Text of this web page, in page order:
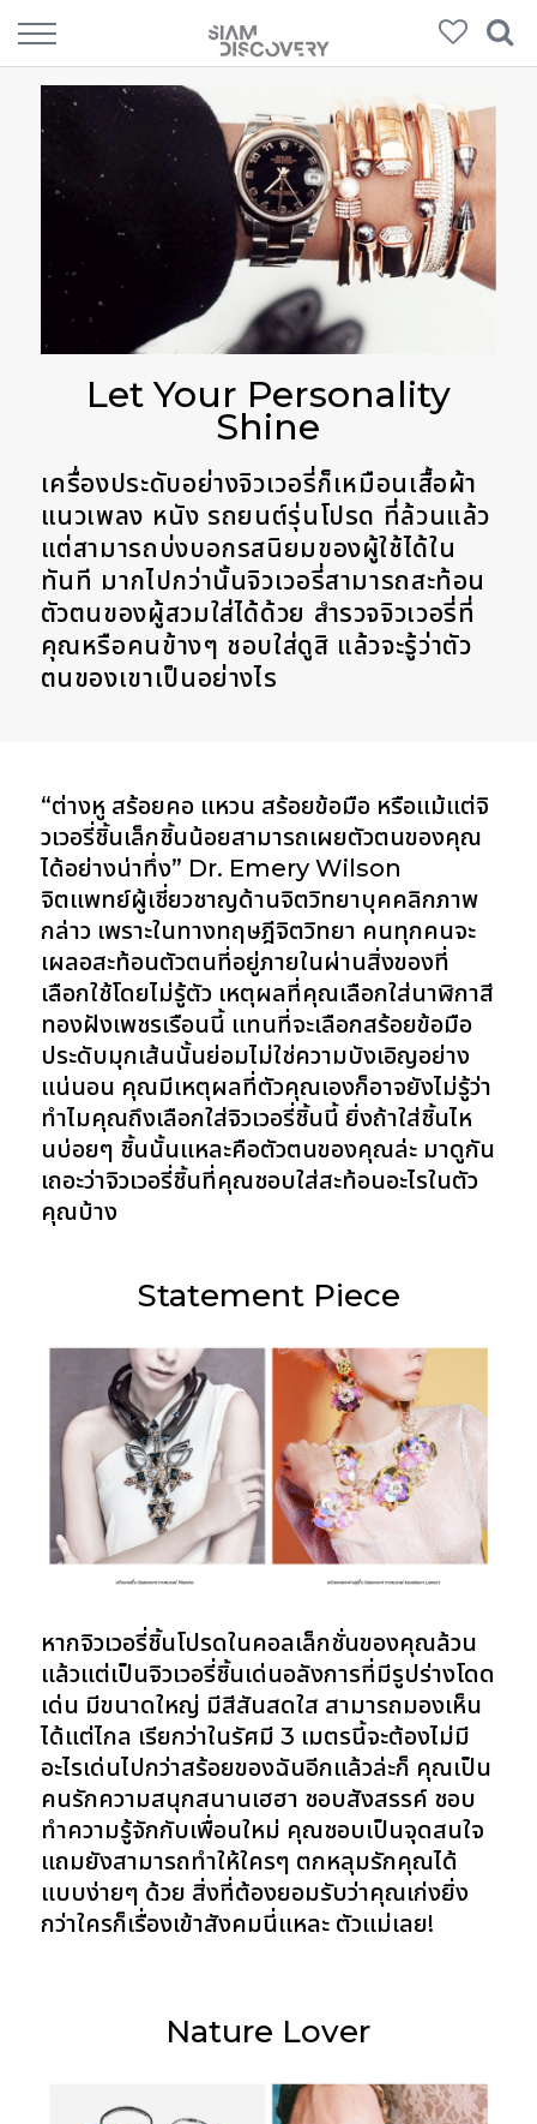
Let Your Personality
Shine
เครื่องประดับอย่างจิวเวอรี่ก็เหมือนเสื้อผ้า
แนวเพลง หนัง รถยนต์รุ่นโปรด ที่ล้วนแล้ว
แต่สามารถบ่งบอกรสนิยมของผู้ใช้ได้ใน
ทันที มากไปกว่านั้นจิวเวอรี่สามารถสะท้อน
ตัวตนของผู้สวมใส่ได้ด้วย สำรวจจิวเวอรี่ที่
คุณหรือคนข้างๆ ชอบใส่ดูสิ แล้วจะรู้ว่าตัว
ตนของเขาเป็นอย่างไร
“ต่างหู สร้อยคอ แหวน สร้อยข้อมือ หรือแม้แต่จิ
วเวอรี่ชิ้นเล็กชิ้นน้อยสามารถเผยตัวตนของคุณ
ได้อย่างน่าทึ่ง” Dr. Emery Wilson
จิตแพทย์ผู้เชี่ยวชาญด้านจิตวิทยาบุคคลิกภาพ
กล่าว เพราะในทางทฤษฎีจิตวิทยา คนทุกคนจะ
เผลอสะท้อนตัวตนที่อยู่ภายในผ่านสิ่งของที่
เลือกใช้โดยไม่รู้ตัว เหตุผลที่คุณเลือกใส่นาฬิกาสี
ทองฝังเพชรเรือนนี้ แทนที่จะเลือกสร้อยข้อมือ
ประดับมุกเส้นนั้นย่อมไม่ใช่ความบังเอิญอย่าง
แน่นอน คุณมีเหตุผลที่ตัวคุณเองก็อาจยังไม่รู้ว่า
ทำไมคุณถึงเลือกใส่จิวเวอรี่ชิ้นนี้ ยิ่งถ้าใส่ชิ้นไห
นบ่อยๆ ชิ้นนั้นแหละคือตัวตนของคุณล่ะ มาดูกัน
เถอะว่าจิวเวอรี่ชิ้นที่คุณชอบใส่สะท้อนอะไรในตัว
คุณบ้าง
Statement Piece
หากจิวเวอรี่ชิ้นโปรดในคอลเล็กชั่นของคุณล้วน
แล้วแต่เป็นจิวเวอรี่ชิ้นเด่นอลังการที่มีรูปร่างโดด
เด่น มีขนาดใหญ่ มีสีสันสดใส สามารถมองเห็น
ได้แต่ไกล เรียกว่าในรัศมี 3 เมตรนี้จะต้องไม่มี
อะไรเด่นไปกว่าสร้อยของฉันอีกแล้วล่ะก็ คุณเป็น
คนรักความสนุกสนานเฮฮา ชอบสังสรรค์ ชอบ
ทำความรู้จักกับเพื่อนใหม่ คุณชอบเป็นจุดสนใจ
แถมยังสามารถทำให้ใครๆ ตกหลุมรักคุณได้
แบบง่ายๆ ด้วย สิ่งที่ต้องยอมรับว่าคุณเก่งยิ่ง
กว่าใครก็เรื่องเข้าสังคมนี่แหละ ตัวแม่เลย!
Nature Lover